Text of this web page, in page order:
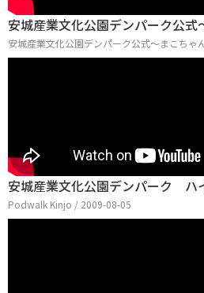
安城産業文化公園デンパーク公式
安城産業文化公園デンパーク公式～まこちゃ
安城産業文化公園デンパーク ハ
Podwalk Kinjo / 2009-08-05